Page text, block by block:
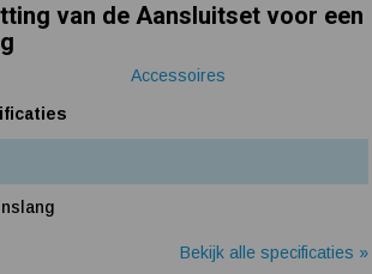
van de Aansluitset voor een
Accessoires
Bekijk alle specificaties »